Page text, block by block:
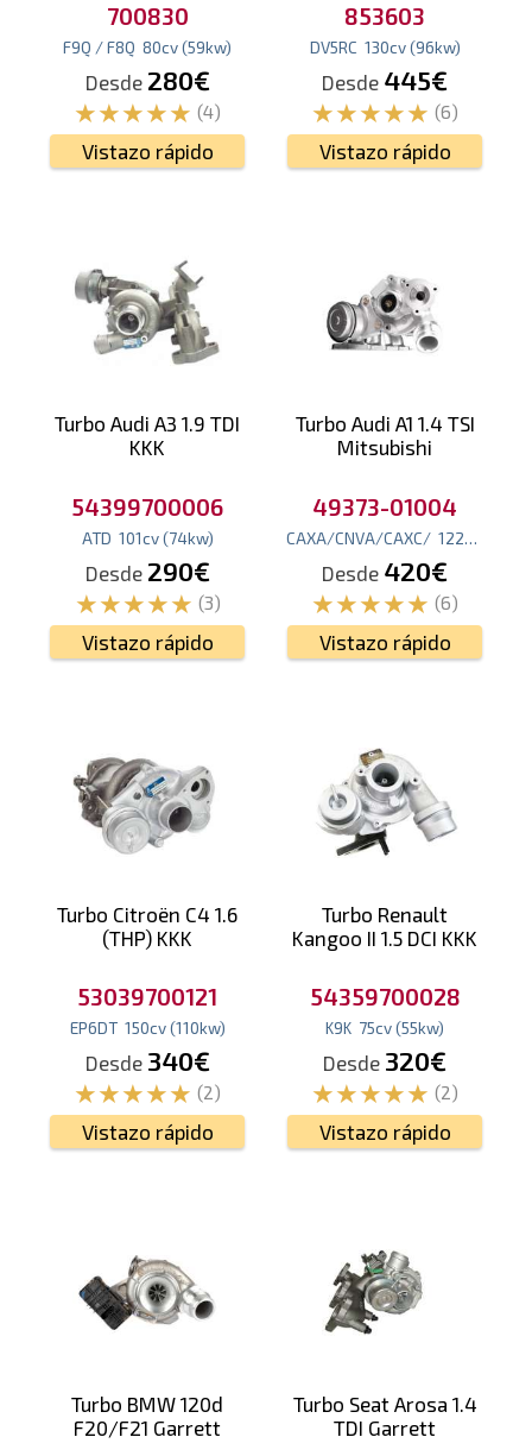
700830
F9Q / F8Q 80cv(59kw)
Desde 280€
(4)
Vistazo rápido
853603
DV5RC 130cv (96kw)
Desde 445€
(6)
Vistazo rápido
Turbo Audi A3 1.9 TDI
KKK
54399700006
ATD 101cv (74kw)
Desde 290€
(3)
Vistazo rápido
Turbo Audi A1 1.4 TSI
Mitsubishi
49373-01004
CAXA/CNVA/CAXC/ 122cv
Desde 420€
(6)
Vistazo rápido
Turbo Citroën C4 1.6
(THP) KKK
53039700121
EP6DT 150cv (110kw)
Desde 340€
(2)
Vistazo rápido
Turbo Renault
Kangoo II 1.5 DCI KKK
54359700028
K9K 75cv(55kw)
Desde 320€
(2)
Vistazo rápido
Turbo BMW 120d
F20/F21 Garrett
Turbo Seat Arosa 1.4
TDI Garrett